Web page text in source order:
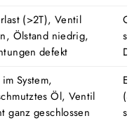
(>2T), Ventil
Ölstand niedrig,
defekt
System,
Öl, Ventil
ganz geschlossen